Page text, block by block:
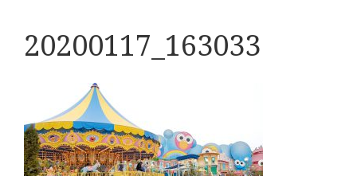
20200117_163033